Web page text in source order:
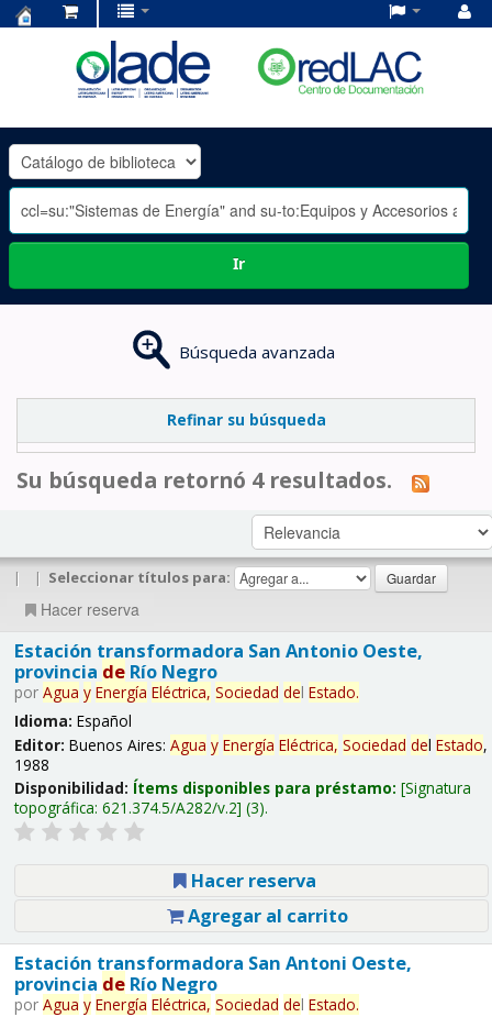
OLADE
-
Ir
Búsqueda avanzada
Refinar su búsqueda
Su búsqueda retornó 4 resultados.
| | Seleccionar títulos para:
Hacer reserva
Estación transformadora San Antonio Oeste,
provincia deRío Negro
por Agua y Energía Eléctrica, Sociedad del Estado.
Idioma: Español
Editor: Buenos Aires: Agua y Energía Eléctrica, Sociedad del Estado,
1988
Disponibilidad: Ítems disponibles para préstamo: Signatura
topográfica: 621.374.5/A282/v.2 (3).
Hacer reserva
Agregar al carrito
Estación transformadora San Antoni Oeste,
provincia deRío Negro
por Agua y Energía Eléctrica, Sociedad del Estado.